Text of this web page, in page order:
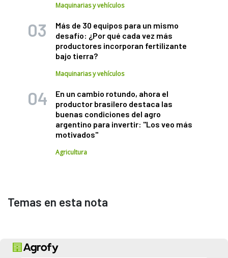
Maquinarias y vehículos
Más de 30 equipos para un mismo
desafío: ¿Por qué cada vez más
productores incorporan fertilizante
bajo tierra?
Maquinarias y vehículos
En un cambio rotundo, ahora el
productor brasilero destaca las
buenas condiciones del agro
argentino para invertir: "Los veo más
motivados"
Agricultura
Temas en esta nota